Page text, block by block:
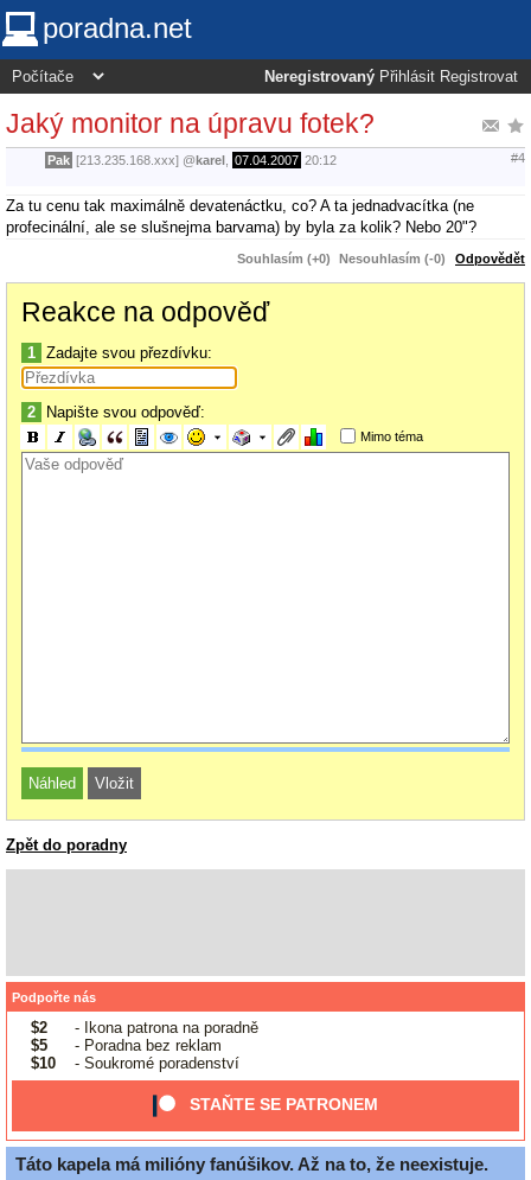
poradna.net
Neregistrovaný Přihlásit Registrovat
Jaký monitor na úpravu fotek?
Pak [213.235.168.xxx] @karel 07.04.2007 20:12 #4
Za tu cenu tak maximálně devatenáctku, co? A ta jednadvacítka (ne
profecinální, ale se slušnejma barvama) by byla za kolik? Nebo 20"?
Souhlasím (+0) Nesouhlasím (-0) Odpovědět
Reakce na odpověď
1 Zadajte svou přezdívku:
2 Napište svou odpověď:
Mimo téma
Zpět do poradny
Podpořte nás
$2
- Ikona patrona na poradně
$5
- Poradna bez reklam
$10
- Soukromé poradenství
STAŇTE SE PATRONEM
Táto kapela má milióny fanúšikov. Až na to, že neexistuje.